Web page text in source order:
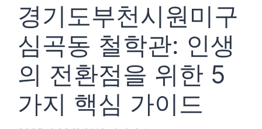
경기도부천시원미구
심곡동 철학관: 인생
의 전환점을 위한 5
가지 핵심 가이드